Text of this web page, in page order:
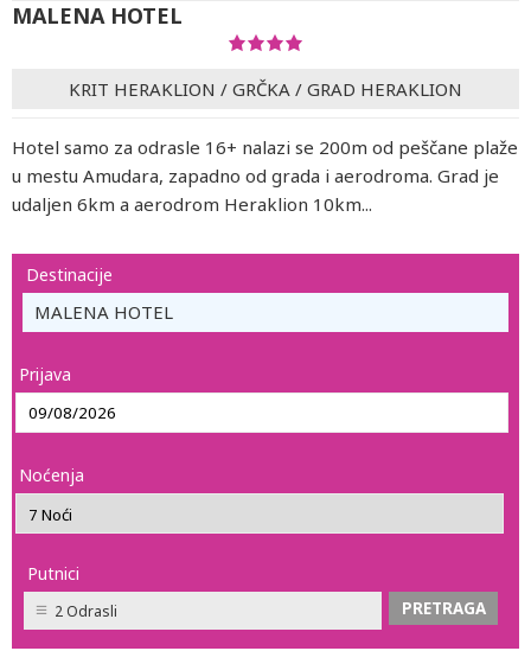
MALENA HOTEL
KRIT HERAKLION / GRČKA / GRAD HERAKLION
Hotel samo za odrasle 16+ nalazi se 200m od peščane plaže
u mestu Amudara, zapadno od grada i aerodroma. Grad je
udaljen 6km a aerodrom Heraklion 10km...
Destinacije
MALENA HOTEL
Prijava
Noćenja
Putnici
2 Odrasli